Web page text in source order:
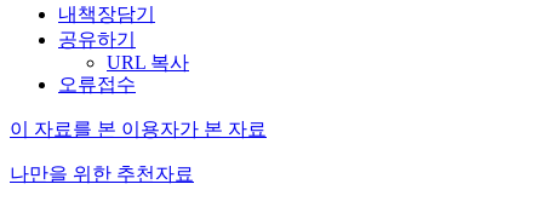
내책장담기
공유하기
URL 복사
오류접수
이 자료를 본 이용자가 본 자료
나만을 위한 추천자료